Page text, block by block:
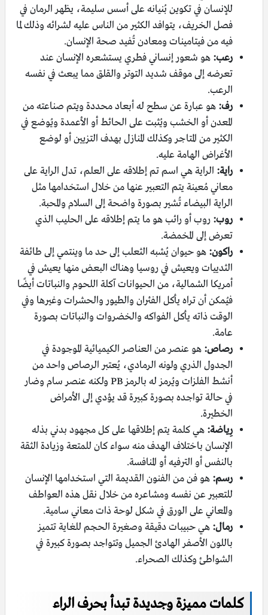
للإنسان في تكوين بُنيانه على أسس سليمة، يظهر الرمان في
فصل الخريف، يتوافد الكثير من الناس عليه لشرائه وذلك لما
فيه من فيتامينات ومعادن تُفيد صحة الإنسان.
رعب: هو شعور إنساني فطري يستشعره الإنسان عند
تعرضه إلى موقف شديد التوتر والقلق مما يبعث في نفسه
الرعب.
رف: هو عبارة عن سطح له أبعاد محددة ويتم صناعته من
المعدن أو الخشب ويُثبت على الحائط أو الأعمدة ويُوضع في
الكثير من المتاجر وكذلك المنازل بهدف التزيين أو لوضع
الأغراض الهامة عليه.
راية: الراية هي اسم تم إطلاقه على العلم، تدل الراية على
معاني مُعينة يتم التعبير عنها من خلال استخدامها مثل
الراية البيضاء تُشير بصورة واضحة إلى السلام والمحبة.
روب: روب أو رائب هو ما يتم إطلاقه على الحليب الذي
تعرض إلى المخمضة.
راكون: هو حيوان يُشبه الثعلب إلى حد ما وينتمي إلى طائفة
الثدييات ويعيش في روسيا وهناك البعض منها يعيش في
أمريكا الشمالية، من الحيوانات آكلة اللحوم والنباتات أيضًا
فيُمكن أن تراه يأكل الفئران والطيور والحشرات وغيرها وفي
الوقت ذاته يأكل الفواكه والخضروات والنباتات بصورة
عامة.
رصاص: هو عنصر من العناصر الكيميائية الموجودة في
الجدول الذري ولونه الرمادي، يُعتبر الرصاص واحد من
أنشط الفلزات ويُرمز له بالرمز PB ولكنه عنصر سام وضار
في حالة تواجده بصورة كبيرة قد يؤدي إلى الأمراض
الخطيرة.
رِياضة: هي كلمة يتم إطلاقها على كل مجهود بدني بذله
الإنسان باختلاف الهدف منه سواء كان للمتعة وزيادة الثقة
بالنفس أو الترفيه أو المنافسة.
رسم: هو فن من الفنون القديمة التي استخدامها الإنسان
للتعبير عن نفسه ومشاعره من خلال نقل هذه العواطف
والمعاني على الورق في شكل لوحة ذات معاني سامية.
رمال: هي حبيبات دقيقة وصغيرة الحجم للغاية تتميز
باللون الأصفر الهادئ الجميل وتتواجد بصورة كبيرة في
الشواطئ وكذلك الصحراء.
كلمات مميزة وجديدة تبدأ بحرف الراء